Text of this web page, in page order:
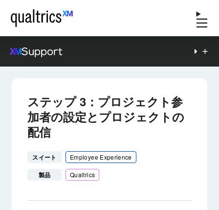
Support
ステップ 3：プロジェクト参
加者の設定とプロジェクトの
配信
スイート Employee Experience
製品 Qualtrics